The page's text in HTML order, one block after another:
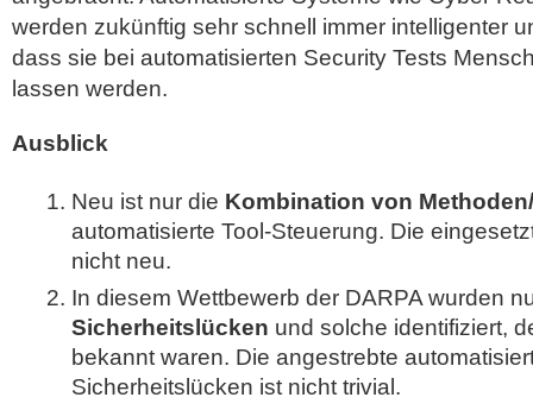
werden zukünftig sehr schnell immer intelligenter
dass sie bei automatisierten Security Tests
lassen werden.
Ausblick
Neu ist nur die Kombination von
automatisierte Tool-Steuerung. Die
nicht neu.
In diesem Wettbewerb der DARPA wurden
Sicherheitslücken und solche identifiziert,
bekannt waren. Die angestrebte
Sicherheitslücken ist nicht trivial.